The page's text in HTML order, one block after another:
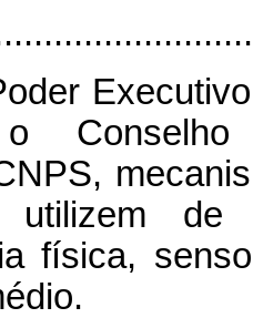
Executivo
Conselho
de
física,